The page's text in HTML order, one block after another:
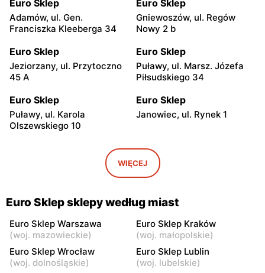
Euro Sklep
Adamów, ul. Gen.
Franciszka Kleeberga 34
Euro Sklep
Gniewoszów, ul. Regów
Nowy 2 b
Euro Sklep
Jeziorzany, ul. Przytoczno
45 A
Euro Sklep
Puławy, ul. Marsz. Józefa
Piłsudskiego 34
Euro Sklep
Puławy, ul. Karola
Olszewskiego 10
Euro Sklep
Janowiec, ul. Rynek 1
Euro Sklep
Kazimierz Dolny, ul.
Wierzchoniów 31
Euro Sklep
Końskie, ul. Niepodległości
7
Euro Sklep
Końskie, ul. Brzozowa 13
Euro Sklep
Abramów, ul. 22 Lipca 2A
Euro Sklep
Wilków, ul. Wilków 4
WIĘCEJ
Euro Sklep sklepy według miast
Euro Sklep Warszawa
(woj. mazowieckie)
Euro Sklep Kraków
(woj. małopolskie)
Euro Sklep Wrocław
(woj. dolnośląskie)
Euro Sklep Lublin
(woj. lubelskie)